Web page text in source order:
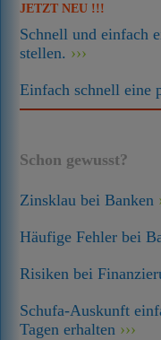
JETZT NEU !!!
Schnell und einfach
stellen.
Einfach schnell eine
Schon gewusst?
Zinsklau bei Banken
Häufige Fehler bei
Risiken bei
Schufa-Auskunft
Tagen erhalten